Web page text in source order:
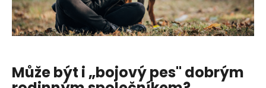
Může být i „bojový pes" dobrým